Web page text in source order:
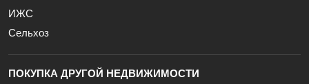
ИЖС
Сельхоз
ПОКУПКА ДРУГОЙ НЕДВИЖИМОСТИ